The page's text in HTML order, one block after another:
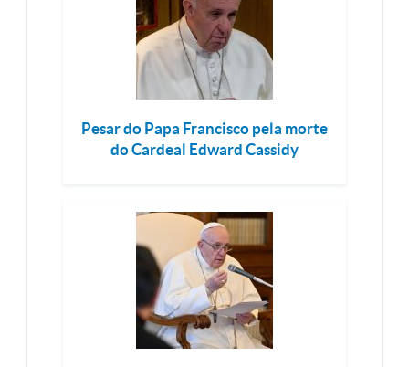
Pesar do Papa Francisco pela morte
do Cardeal Edward Cassidy